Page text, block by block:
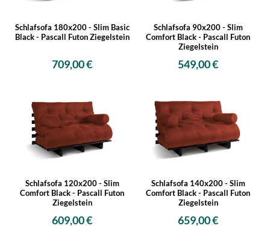
Schlafsofa 180x200 - Slim Basic
Black - Pascall Futon Ziegelstein
709,00 €
Schlafsofa 90x200 - Slim
Comfort Black - Pascall Futon
Ziegelstein
549,00 €
Schlafsofa 120x200 - Slim
Comfort Black - Pascall Futon
Ziegelstein
609,00 €
Schlafsofa 140x200 - Slim
Comfort Black - Pascall Futon
Ziegelstein
659,00 €